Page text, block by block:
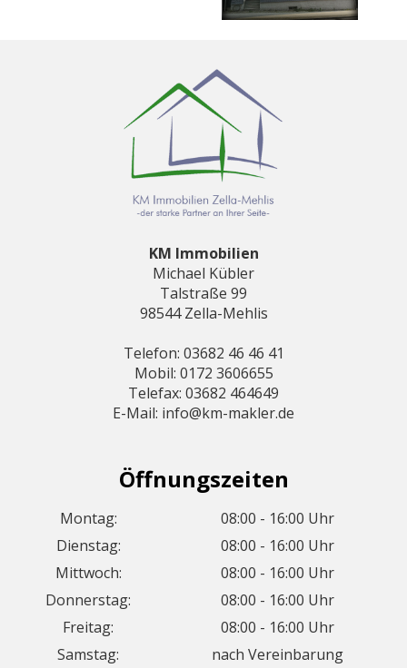
KM Immobilien
Michael Kübler
Talstraße 99
98544 Zella-Mehlis
Telefon: 03682 46 46 41
Mobil: 0172 3606655
Telefax: 03682 464649
E-Mail: info@km-makler.de
Öffnungszeiten
Montag:
08:00 - 16:00 Uhr
Dienstag:
08:00 - 16:00 Uhr
Mittwoch:
08:00 - 16:00 Uhr
Donnerstag:
08:00 - 16:00 Uhr
Freitag:
08:00 - 16:00 Uhr
Samstag:
nach Vereinbarung